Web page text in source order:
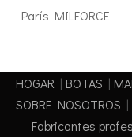
París MILFORCE
HOGAR | BOTAS |
SOBRE NOSOTROS |
Fabricantes